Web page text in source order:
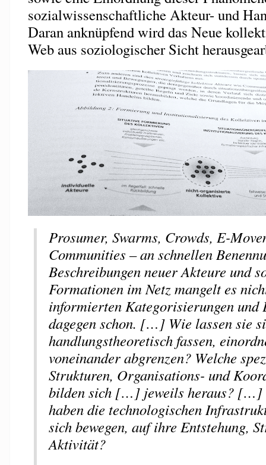
sozialwissenschaftliche Akteur- und
Daran anknüpfend wird das Neue
Web aus soziologischer Sicht
Prosumer, Swarms, Crowds, E-
Communities – an schnellen
Beschreibungen neuer Akteure und
Formationen im Netz mangelt es
informierten Kategorisierungen und
dagegen schon. […] Wie lassen sie
handlungstheoretisch fassen,
voneinander abgrenzen? Welche
Strukturen, Organisations- und
bilden sich […] jeweils heraus? […]
haben die technologischen
sich bewegen, auf ihre Entstehung,
Aktivität?